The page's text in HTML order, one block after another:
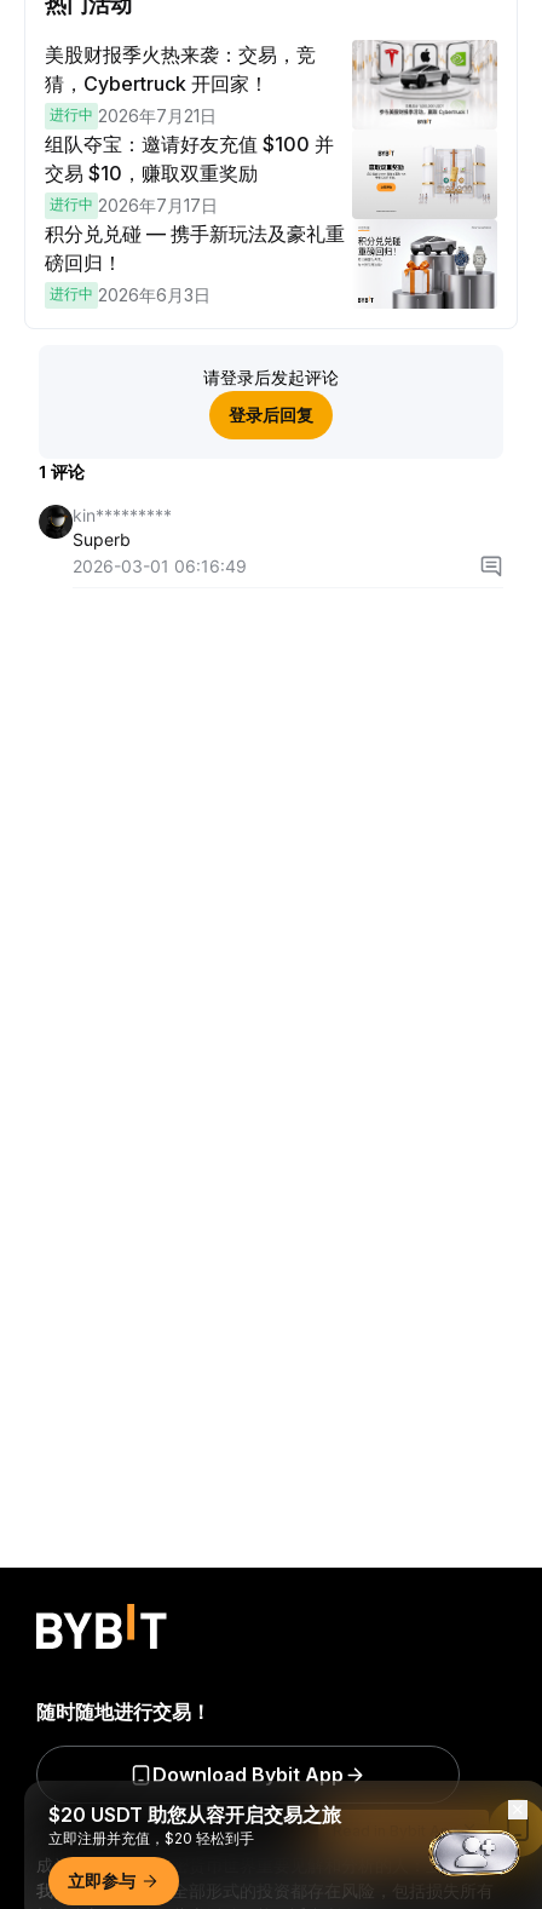
美股财报季火热来袭：交易，竞
猜，Cybertruck 开回家！
进行中 2026年7月21日
组队夺宝：邀请好友充值 $100 并
交易 $10，赚取双重奖励
进行中 2026年7月17日
积分兑兑碰 — 携手新玩法及豪礼重
磅回归！
进行中 2026年6月3日
请登录后发起评论
登录后回复
1 评论
kin*********
Superb
2026-03-01 06:16:49
成为第一个获得加密货币世界重要见解和分析的人：立即申购
我们的时事通讯。
全部形式的投资都存在风险，包括损失所有
随时随地进行交易！
Download Bybit App
$20 USDT 助您从容开启交易之旅
立即注册并充值，$20 轻松到手
立即参与
Read in Bybit App